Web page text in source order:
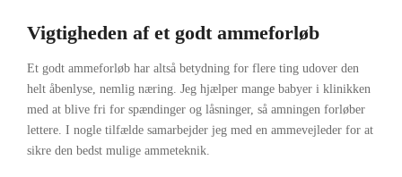
Vigtigheden af et godt ammeforløb
Et godt ammeforløb har altså betydning for flere ting udover den
helt åbenlyse, nemlig næring. Jeg hjælper mange babyer i klinikken
med at blive fri for spændinger og låsninger, så amningen forløber
lettere. I nogle tilfælde samarbejder jeg med en ammevejleder for at
sikre den bedst mulige ammeteknik.